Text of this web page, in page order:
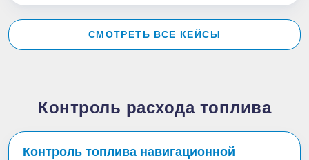
СМОТРЕТЬ ВСЕ КЕЙСЫ
Контроль расхода топлива
Контроль топлива навигационной